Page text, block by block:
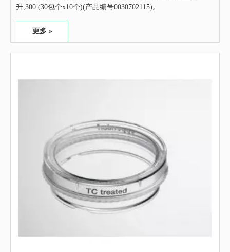
升,300 (30包个x10个)(产品编号0030702115)。
更多 »